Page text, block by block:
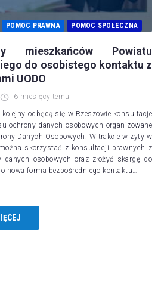
POMOC PRAWNA POMOC SPOŁECZNA
mieszkańców Powiatu
do osobistego kontaktu z
UODO
6 miesięcy temu
odbędą się w Rzeszowie konsultacje
ochrony danych osobowych organizowane
Danych Osobowych. W trakcie wizyty w
skorzystać z konsultacji prawnych z
danych osobowych oraz złożyć skargę do
nowa forma bezpośredniego kontaktu…